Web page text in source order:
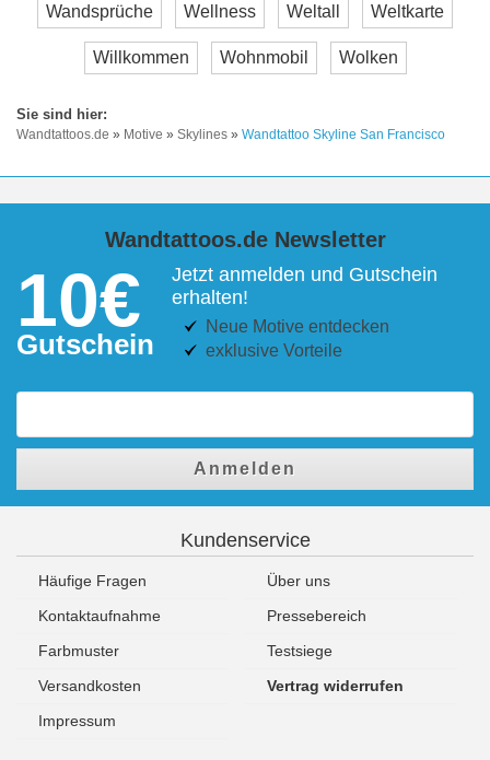
Wandsprüche Wellness Weltall Weltkarte
Willkommen Wohnmobil Wolken
Wandtattoos.de » Motive » Skylines » Wandtattoo Skyline San Francisco
Wandtattoos.de Newsletter
10€
Gutschein
Jetzt anmelden und Gutschein
erhalten!
Neue Motive entdecken
exklusive Vorteile
Anmelden
Kundenservice
Häufige Fragen
Über uns
Kontaktaufnahme
Pressebereich
Farbmuster
Testsiege
Versandkosten
Vertrag widerrufen
Impressum